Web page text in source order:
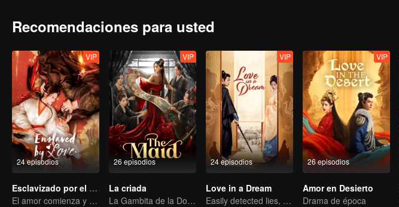
Recomendaciones para usted
24 episodios
VIP
Esclavizado por el Amor
El amor comienza y termina en el palacio
26 episodios
VIP
La criada
La Gambita de la Doncella Deshonrada
24 episodios
VIP
Love in a Dream
Easily detected lies, hard-to-find true hearts
26 episodios
VIP
Amor en Desierto
Drama de época